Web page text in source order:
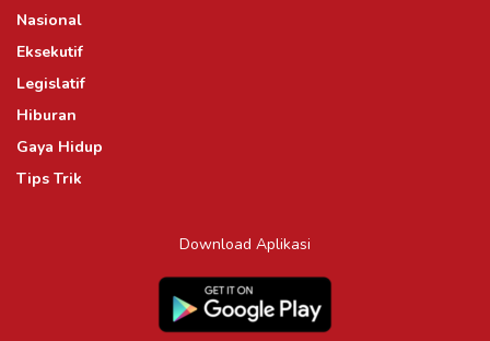
Nasional
Eksekutif
Legislatif
Hiburan
Gaya Hidup
Tips Trik
Download Aplikasi